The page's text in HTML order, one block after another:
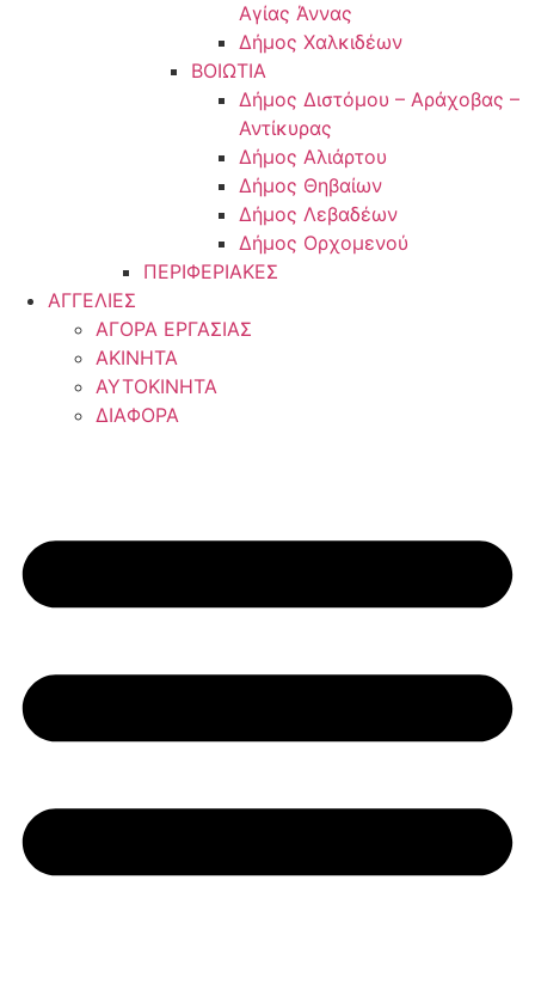
Αγίας Άννας
Δήμος Χαλκιδέων
ΒΟΙΩΤΙΑ
Δήμος Διστόμου – Αράχοβας –
Αντίκυρας
Δήμος Αλιάρτου
Δήμος Θηβαίων
Δήμος Λεβαδέων
Δήμος Ορχομενού
ΠΕΡΙΦΕΡΙΑΚΕΣ
ΑΓΓΕΛΙΕΣ
ΑΓΟΡΑ ΕΡΓΑΣΙΑΣ
ΑΚΙΝΗΤΑ
ΑΥΤΟΚΙΝΗΤΑ
ΔΙΑΦΟΡΑ